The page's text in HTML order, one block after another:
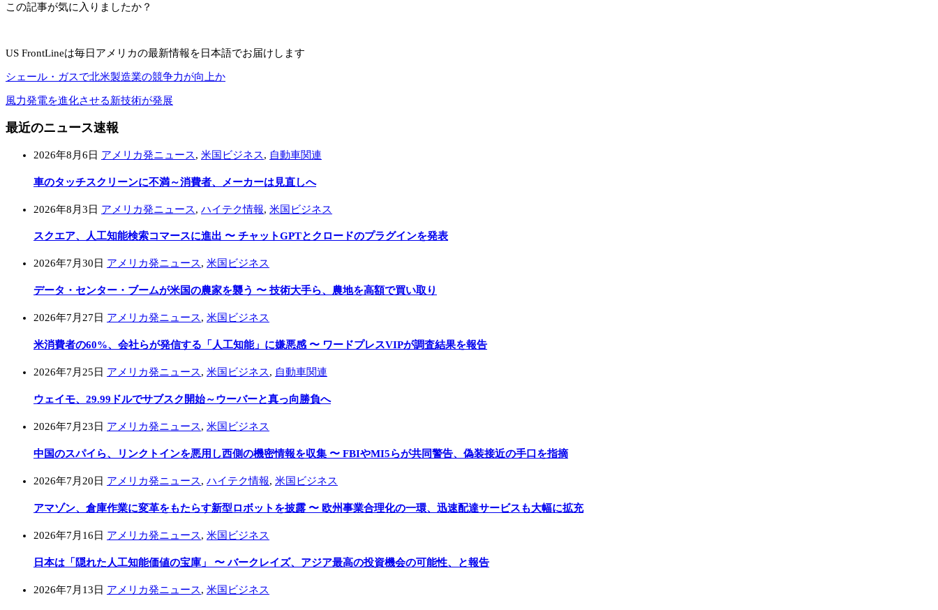
この記事が気に入りましたか？
US FrontLineは毎日アメリカの最新情報を日本語でお届けします
シェール・ガスで北米製造業の競争力が向上か
風力発電を進化させる新技術が発展
最近のニュース速報
2026年8月6日 アメリカ発ニュース, 米国ビジネス, 自動車関連
車のタッチスクリーンに不満～消費者、メーカーは見直しへ
2026年8月3日 アメリカ発ニュース, ハイテク情報, 米国ビジネス
スクエア、人工知能検索コマースに進出 〜 チャットGPTとクロードのプラグインを発表
2026年7月30日 アメリカ発ニュース, 米国ビジネス
データ・センター・ブームが米国の農家を襲う 〜 技術大手ら、農地を高額で買い取り
2026年7月27日 アメリカ発ニュース, 米国ビジネス
米消費者の60%、会社らが発信する「人工知能」に嫌悪感 〜 ワードプレスVIPが調査結果を報告
2026年7月25日 アメリカ発ニュース, 米国ビジネス, 自動車関連
ウェイモ、29.99ドルでサブスク開始～ウーバーと真っ向勝負へ
2026年7月23日 アメリカ発ニュース, 米国ビジネス
中国のスパイら、リンクトインを悪用し西側の機密情報を収集 〜 FBIやMI5らが共同警告、偽装接近の手口を指摘
2026年7月20日 アメリカ発ニュース, ハイテク情報, 米国ビジネス
アマゾン、倉庫作業に変革をもたらす新型ロボットを披露 〜 欧州事業合理化の一環、迅速配達サービスも大幅に拡充
2026年7月16日 アメリカ発ニュース, 米国ビジネス
日本は「隠れた人工知能価値の宝庫」 〜 バークレイズ、アジア最高の投資機会の可能性、と報告
2026年7月13日 アメリカ発ニュース, 米国ビジネス